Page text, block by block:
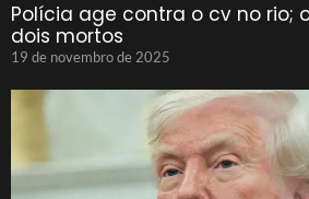
Polícia age contra o cv no rio;
dois mortos
19 de novembro de 2025